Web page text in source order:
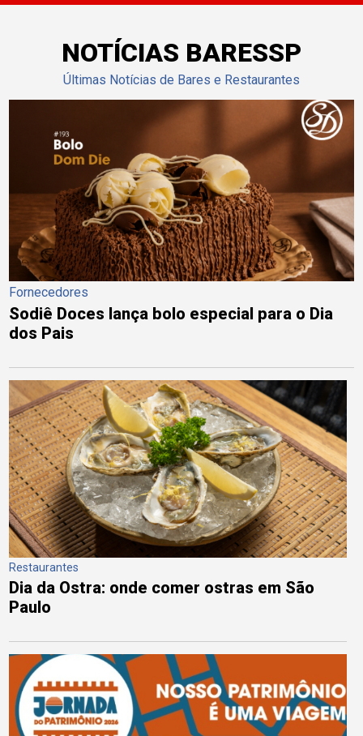
NOTÍCIAS BARESSP
Últimas Notícias de Bares e Restaurantes
Fornecedores
Sodiê Doces lança bolo especial para o Dia
dos Pais
Restaurantes
Dia da Ostra: onde comer ostras em São
Paulo